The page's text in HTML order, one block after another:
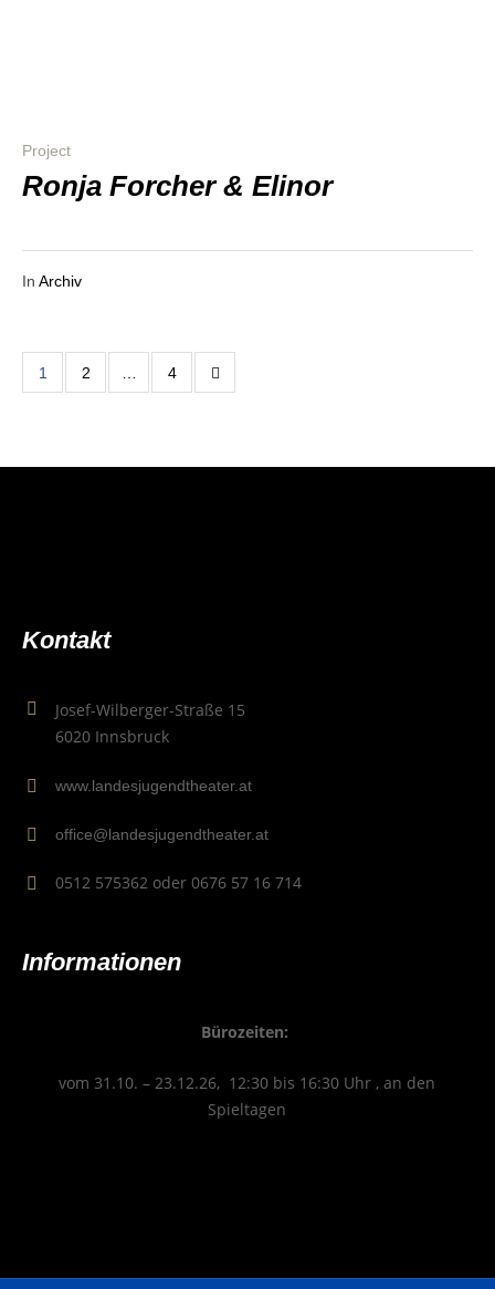
Project
Ronja Forcher & Elinor
In Archiv
1 2 … 4
Kon­takt
Josef-Wilberger-Straße 15
6020 Innsbruck
www.landesjugendtheater.at
office@landesjugendtheater.at
0512 575362 oder 0676 57 16 714
Infor­ma­tio­nen
Büro­zei­ten:
vom 31.10. – 23.12.26, 12:30 bis 16:30 Uhr , an den
Spieltagen